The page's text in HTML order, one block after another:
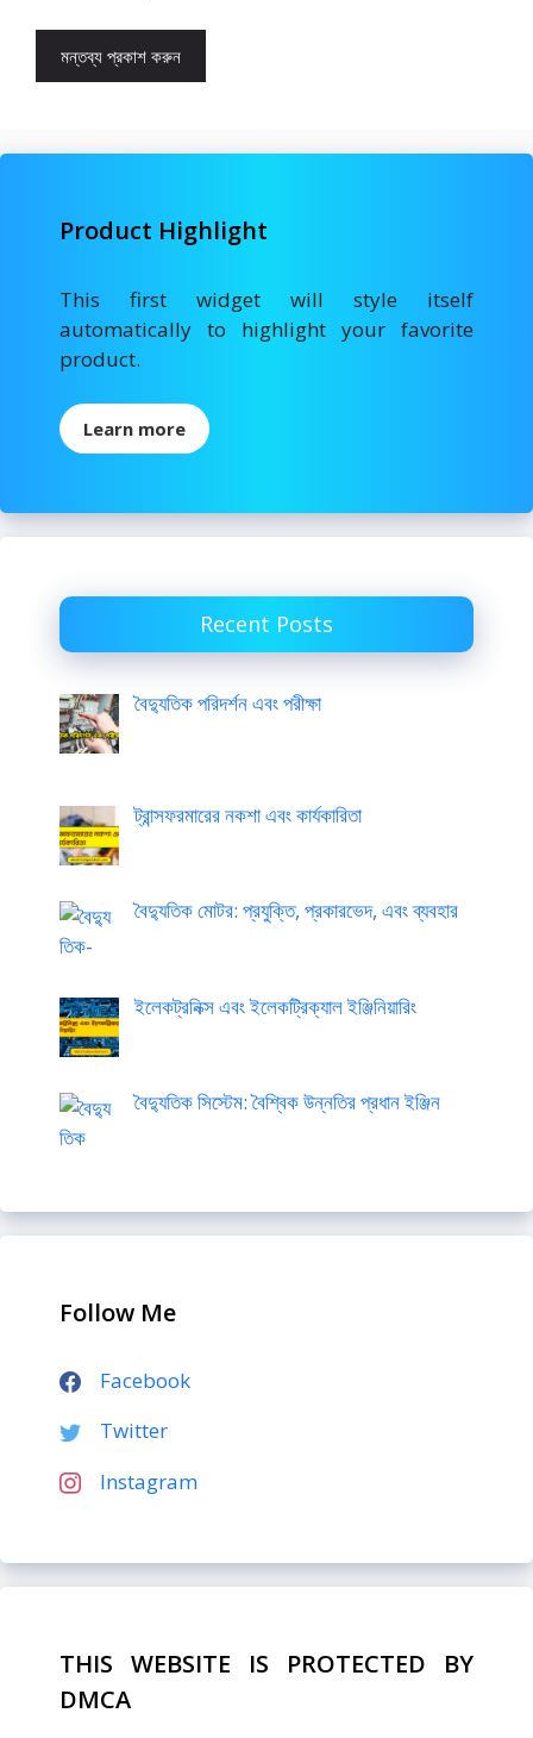
Product Highlight
This first widget will style itself
automatically to highlight your favorite
product.
Learn more
Recent Posts
বৈদ্যুতিক পরিদর্শন এবং পরীক্ষা
ট্রান্সফরমারের নকশা এবং কার্যকারিতা
বৈদ্যুতিক মোটর: প্রযুক্তি, প্রকারভেদ, এবং ব্যবহার
ইলেকট্রনিক্স এবং ইলেকট্রিক্যাল ইঞ্জিনিয়ারিং
বৈদ্যুতিক সিস্টেম: বৈশ্বিক উন্নতির প্রধান ইঞ্জিন
Follow Me
Facebook
Twitter
Instagram
THIS WEBSITE IS PROTECTED BY
DMCA